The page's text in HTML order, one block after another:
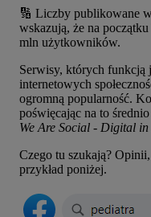
🔢 Liczby publikowane
wskazują, że na
mln użytkowników.
Serwisy, których funkcją
internetowych
ogromną popularność.
poświęcając na to
We Are Social - Digital
Czego tu szukają?
przykład poniżej.